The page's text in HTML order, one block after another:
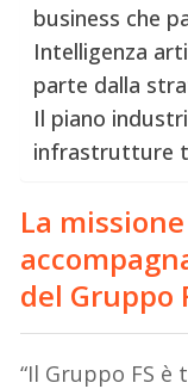
business che
Intelligenza
parte dalla
Il piano
infrastrutture
La
del Gruppo
“Il Gruppo FS